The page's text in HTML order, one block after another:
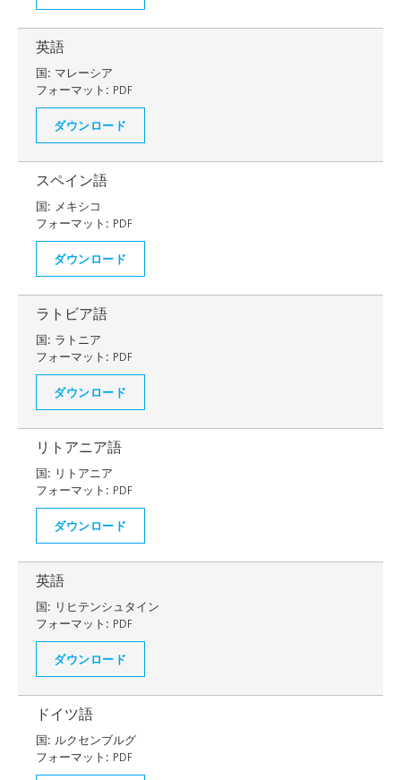
英語
国: マレーシア
フォーマット: PDF
ダウンロード
スペイン語
国: メキシコ
フォーマット: PDF
ダウンロード
ラトビア語
国: ラトニア
フォーマット: PDF
ダウンロード
リトアニア語
国: リトアニア
フォーマット: PDF
ダウンロード
英語
国: リヒテンシュタイン
フォーマット: PDF
ダウンロード
ドイツ語
国: ルクセンブルグ
フォーマット: PDF